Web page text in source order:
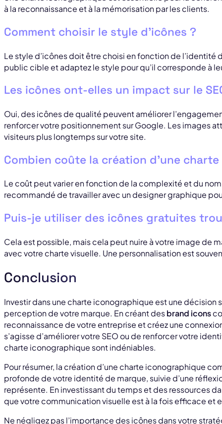
à la reconnaissance et à la mémorisation par les clients.
Comment choisir le style d’icônes ?
Le style d’icônes doit être choisi en fonction de l’identité
public cible et adaptez le style pour qu’il corresponde à
Les icônes ont-elles un impact sur le
Oui, des icônes de qualité peuvent améliorer
renforcer votre positionnement sur Google. Les images
visiteurs plus longtemps sur votre site.
Combien coûte la création d’une
Le coût peut varier en fonction de la complexité et du
recommandé de travailler avec un designer graphique
Puis-je utiliser des icônes gratuites
Cela est possible, mais cela peut nuire à votre image de
avec votre charte visuelle. Une personnalisation est
Conclusion
Investir dans une charte iconographique est une
perception de votre marque. En créant desbrand icons
reconnaissance de votre entreprise et créez une
s’agisse d’améliorer votre SEO ou de renforcer votre
charte iconographique sont indéniables.
Pour résumer, la création d’une charte iconographique
profonde de votre identité de marque, suivie d’une
représente. En investissant du temps et des ressources
que votre communication visuelle est à la fois efficace et
Ne négligez pas l’importance des icônes dans votre